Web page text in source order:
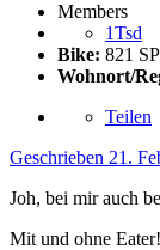
Members
1Tsd
Bike: 821 SP
Wohnort/
Teilen
Geschrieben 21.
Joh, bei mir auch
Mit und ohne